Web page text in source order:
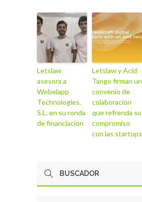
Letslaw
asesora a
Webelapp
Technologies,
S.L. en su ronda
de financiación
Letslaw y Acid
Tango firman un
convenio de
colaboración
que refrenda su
compromiso
con las startups